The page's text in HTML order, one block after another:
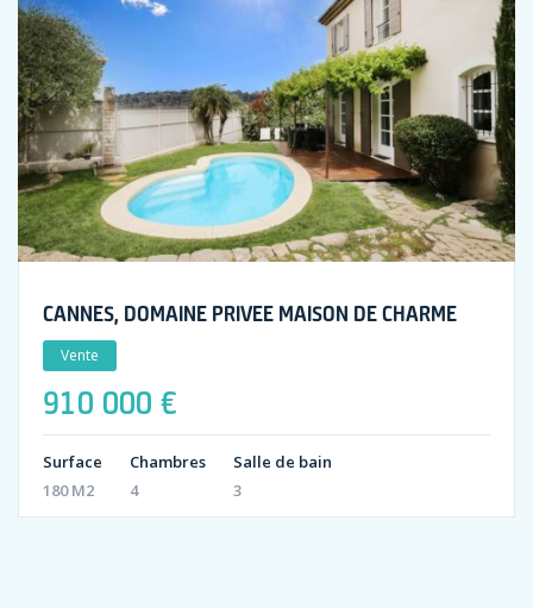
CANNES, DOMAINE PRIVEE MAISON DE CHARME
Vente
910 000 €
Surface
180 M2
Chambres
4
Salle de bain
3